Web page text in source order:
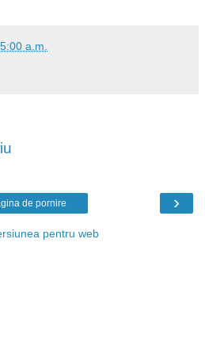
a.m.
›
de pornire
pentru web